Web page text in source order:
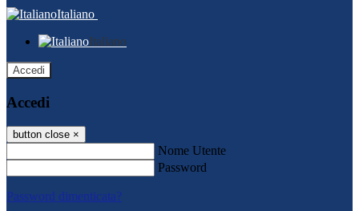
Italiano
Italiano
Accedi
Accedi
button close ×
Nome Utente
Password
Password dimenticata?